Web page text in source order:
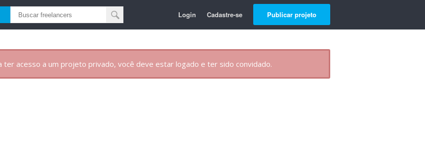
Login Cadastre-se Publicar projeto
ter acesso a um projeto privado, você deve estar logado e ter sido convidado.